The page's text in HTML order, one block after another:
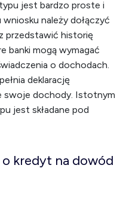
jest bardzo proste i
wniosku należy dołączyć
przedstawić historię
banki mogą wymagać
o dochodach.
deklarację
swoje dochody. Istotnym
jest składane pod
kredyt na dowód